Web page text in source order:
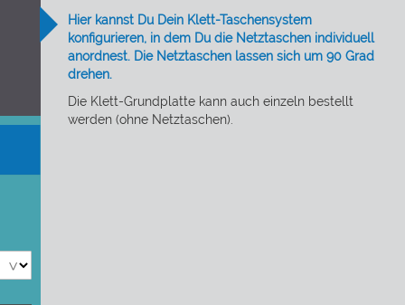
Hier kannst Du Dein Klett-Taschensystem
konfigurieren, in dem Du die Netztaschen individuell
anordnest. Die Netztaschen lassen sich um 90 Grad
drehen.
Die Klett-Grundplatte kann auch einzeln bestellt
werden (ohne Netztaschen).